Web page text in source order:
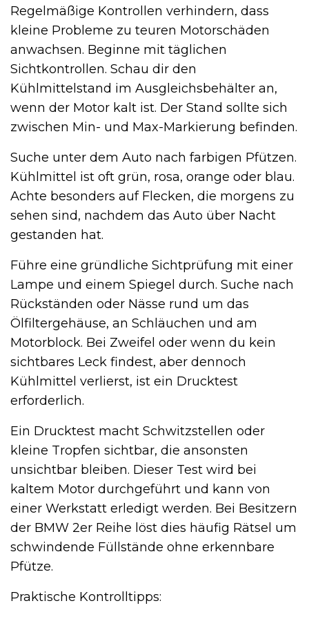
Regelmäßige Kontrollen verhindern, dass
kleine Probleme zu teuren Motorschäden
anwachsen. Beginne mit täglichen
Sichtkontrollen. Schau dir den
Kühlmittelstand im Ausgleichsbehälter an,
wenn der Motor kalt ist. Der Stand sollte sich
zwischen Min- und Max-Markierung befinden.
Suche unter dem Auto nach farbigen Pfützen.
Kühlmittel ist oft grün, rosa, orange oder blau.
Achte besonders auf Flecken, die morgens zu
sehen sind, nachdem das Auto über Nacht
gestanden hat.
Führe eine gründliche Sichtprüfung mit einer
Lampe und einem Spiegel durch. Suche nach
Rückständen oder Nässe rund um das
Ölfiltergehäuse, an Schläuchen und am
Motorblock. Bei Zweifel oder wenn du kein
sichtbares Leck findest, aber dennoch
Kühlmittel verlierst, ist ein Drucktest
erforderlich.
Ein Drucktest macht Schwitzstellen oder
kleine Tropfen sichtbar, die ansonsten
unsichtbar bleiben. Dieser Test wird bei
kaltem Motor durchgeführt und kann von
einer Werkstatt erledigt werden. Bei Besitzern
der BMW 2er Reihe löst dies häufig Rätsel um
schwindende Füllstände ohne erkennbare
Pfütze.
Praktische Kontrolltipps: